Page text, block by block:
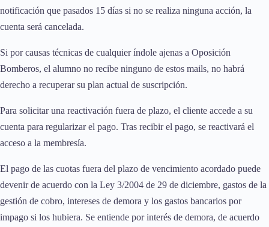
notificación que pasados 15 días si no se realiza ninguna acción, la
cuenta será cancelada.
Si por causas técnicas de cualquier índole ajenas a Oposición
Bomberos, el alumno no recibe ninguno de estos mails, no habrá
derecho a recuperar su plan actual de suscripción.
Para solicitar una reactivación fuera de plazo, el cliente accede a su
cuenta para regularizar el pago. Tras recibir el pago, se reactivará el
acceso a la membresía.
El pago de las cuotas fuera del plazo de vencimiento acordado puede
devenir de acuerdo con la Ley 3/2004 de 29 de diciembre, gastos de la
gestión de cobro, intereses de demora y los gastos bancarios por
impago si los hubiera. Se entiende por interés de demora, de acuerdo